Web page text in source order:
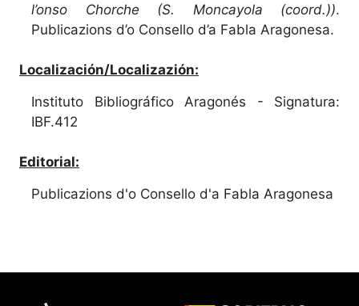
l’onso Chorche (S. Moncayola (coord.)).
Publicazions d’o Consello d’a Fabla Aragonesa.
Localización/Localizazión:
Instituto Bibliográfico Aragonés - Signatura:
IBF.412
Editorial:
Publicazions d'o Consello d'a Fabla Aragonesa